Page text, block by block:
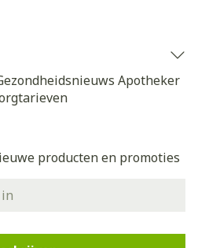
Apotheker
producten en promoties